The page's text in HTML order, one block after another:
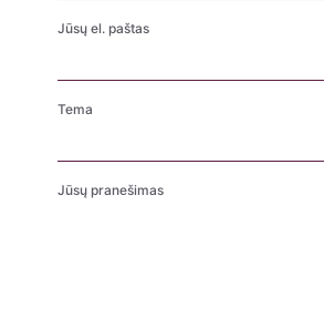
Jūsų el. paštas
Tema
Jūsų pranešimas